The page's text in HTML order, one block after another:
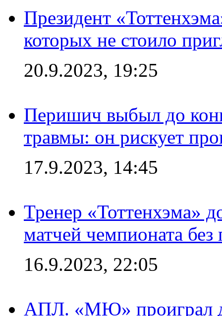
Президент
которых не стоило
20.9.2023, 19:25
Перишич выбыл до
травмы: он рискует
17.9.2023, 14:45
Тренер «Тоттенхэма»
матчей чемпионата
16.9.2023, 22:05
АПЛ. «МЮ» проиграл